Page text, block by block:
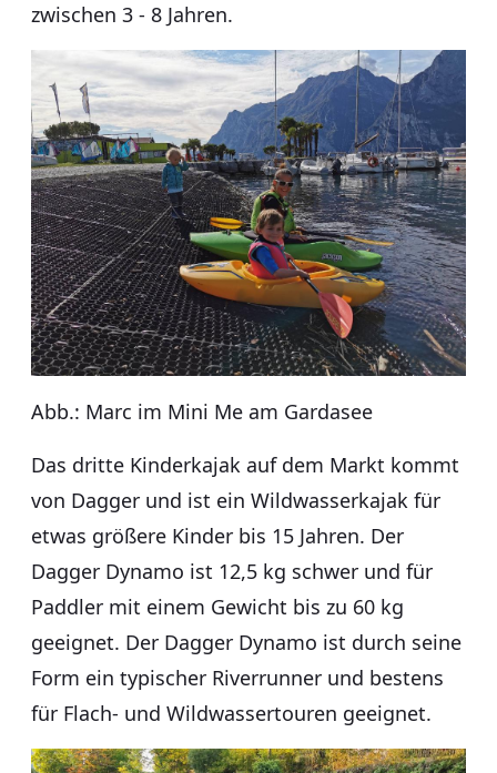
zwischen 3 - 8 Jahren.
Abb.: Marc im Mini Me am Gardasee
Das dritte Kinderkajak auf dem Markt kommt
von Dagger und ist ein Wildwasserkajak für
etwas größere Kinder bis 15 Jahren. Der
Dagger Dynamo ist 12,5 kg schwer und für
Paddler mit einem Gewicht bis zu 60 kg
geeignet. Der Dagger Dynamo ist durch seine
Form ein typischer Riverrunner und bestens
für Flach- und Wildwassertouren geeignet.